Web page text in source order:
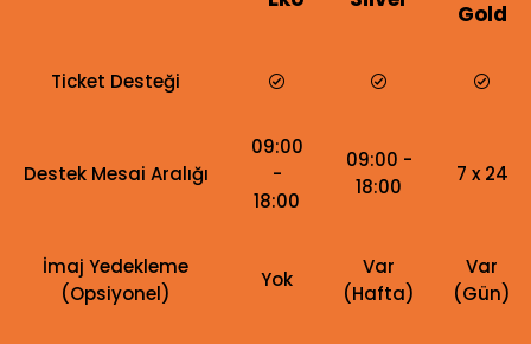
Gold
Ticket Desteği
Destek Mesai Aralığı
09:00
-
18:00
09:00 -
18:00
7 x 24
İmaj Yedekleme
(Opsiyonel)
Yok
Var
(Hafta)
Var
(Gün)